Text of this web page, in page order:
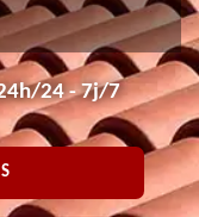
24 - 7j/7